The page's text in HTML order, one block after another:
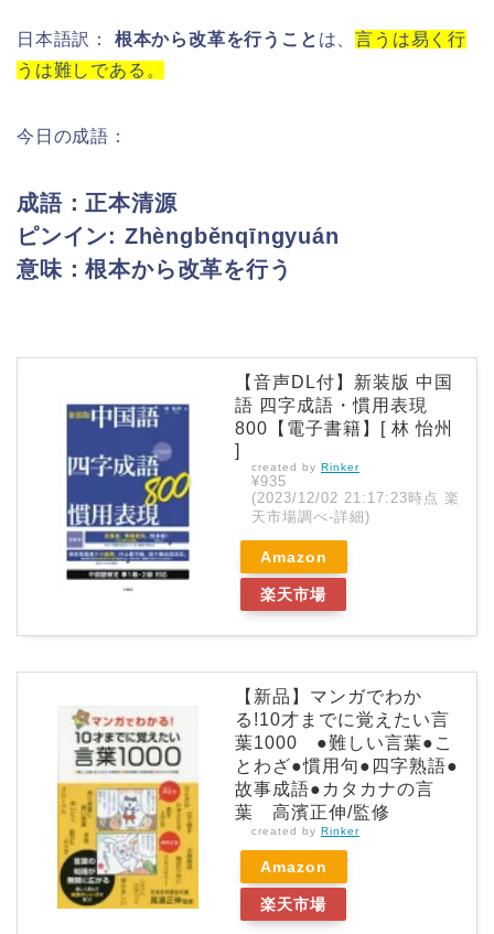
日本語訳： 根本から改革を行うこと は、言うは易く行
うは難しである。
今日の成語：
成語：正本清源
ピンイン: Zhèngběnqīngyuán
意味：根本から改革を行う
【音声DL付】新装版 中国
語 四字成語・慣用表現
800【電子書籍】[ 林 怡州
]
created by Rinker
¥935
(2023/12/02 21:17:23時点 楽
天市場調べ-詳細)
Amazon
楽天市場
【新品】マンガでわか
る!10才までに覚えたい言
葉1000 ●難しい言葉●こ
とわざ●慣用句●四字熟語●
故事成語●カタカナの言
葉 高濱正伸/監修
created by Rinker
Amazon
楽天市場